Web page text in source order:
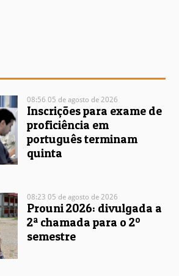
08:56 05 de agosto de 2026
Inscrições para exame de
proficiência em
português terminam
quinta
08:23 05 de agosto de 2026
Prouni 2026: divulgada a
2ª chamada para o 2º
semestre